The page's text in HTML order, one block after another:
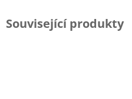
Související produkty